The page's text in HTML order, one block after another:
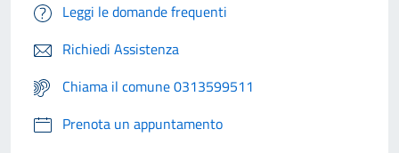
Leggi le domande frequenti
Richiedi Assistenza
Chiama il comune 0313599511
Prenota un appuntamento